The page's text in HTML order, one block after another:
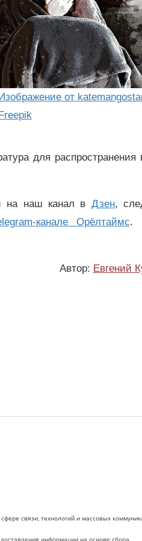
от
для распространения
на наш канал в Дзен,
канале Орёлтаймс.
Автор: Евгений
связи, технологий и массовых